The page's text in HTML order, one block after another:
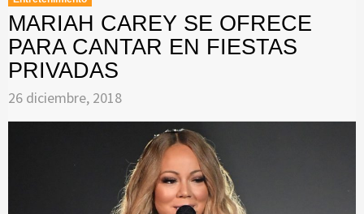
MARIAH CAREY SE OFRECE
PARA CANTAR EN FIESTAS
PRIVADAS
26 diciembre, 2018